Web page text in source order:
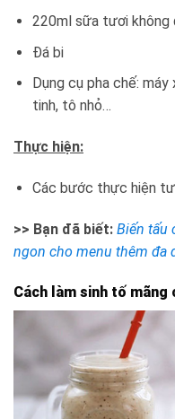
220ml sữa tươi không
Đá bi
Dụng cụ pha chế:
tinh, tô nhỏ…
Thực hiện:
Các bước thực hiện
>> Bạn đã biết: Biến tấu
ngon cho menu thêm đa
Cách làm sinh tố mãng